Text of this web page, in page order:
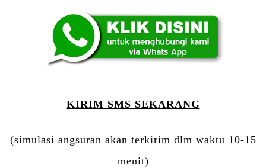
KIRIM SMS SEKARANG
(simulasi angsuran akan terkirim dlm waktu 10-15
menit)